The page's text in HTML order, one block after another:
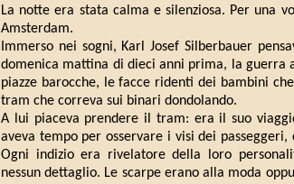
La notte era stata calma e silenziosa. Per una
Amsterdam.
Immerso nei sogni, Karl Josef Silberbauer
domenica mattina di dieci anni prima, la guerra
piazze barocche, le facce ridenti dei bambini
tram che correva sui binari dondolando.
A lui piaceva prendere il tram: era il suo
aveva tempo per osservare i visi dei
Ogni indizio era rivelatore della loro
nessun dettaglio. Le scarpe erano alla moda